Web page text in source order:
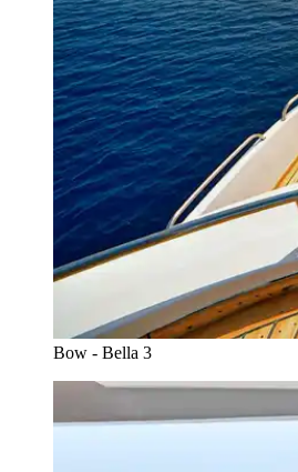
Bow - Bella 3